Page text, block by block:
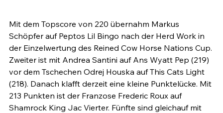
Mit dem Topscore von 220 übernahm Markus
Schöpfer auf Peptos Lil Bingo nach der Herd Work in
der Einzelwertung des Reined Cow Horse Nations Cup.
Zweiter ist mit Andrea Santini auf Ans Wyatt Pep (219)
vor dem Tschechen Odrej Houska auf This Cats Light
(218). Danach klafft derzeit eine kleine Punktelücke. Mit
213 Punkten ist der Franzose Frederic Roux auf
Shamrock King Jac Vierter. Fünfte sind gleichauf mit